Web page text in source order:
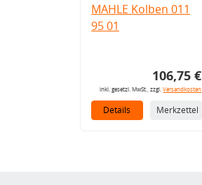
MAHLE Kolben 011
95 01
106,75 €
inkl. gesetzl. MwSt., zzgl.Versandkosten
Details Merkzettel